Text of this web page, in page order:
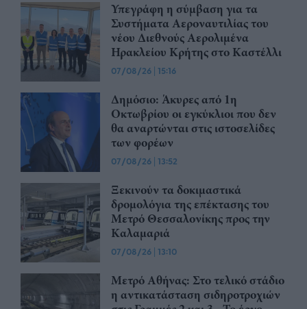
Υπεγράφη η σύμβαση για τα
Συστήματα Αεροναυτιλίας του
νέου Διεθνούς Αερολιμένα
Ηρακλείου Κρήτης στο Καστέλλι
07/08/26 | 15:16
Δημόσιο: Άκυρες από 1η
Οκτωβρίου οι εγκύκλιοι που δεν
θα αναρτώνται στις ιστοσελίδες
των φορέων
07/08/26 | 13:52
Ξεκινούν τα δοκιμαστικά
δρομολόγια της επέκτασης του
Μετρό Θεσσαλονίκης προς την
Καλαμαριά
07/08/26 | 13:10
Μετρό Αθήνας: Στο τελικό στάδιο
η αντικατάσταση σιδηροτροχιών